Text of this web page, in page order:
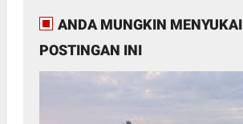
ANDA MUNGKIN MENYUKAI
POSTINGAN INI